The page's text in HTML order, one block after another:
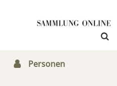
Personen